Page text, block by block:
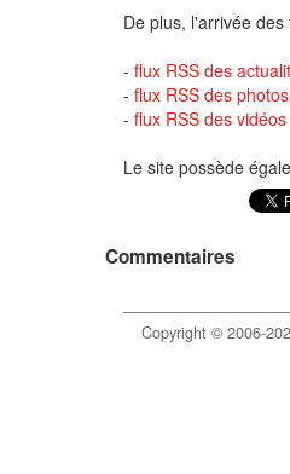
De plus, l'arrivée
- flux RSS des
- flux RSS des photos
- flux RSS des vidéos
Le site possède
Commentaires
Copyright © 2006-